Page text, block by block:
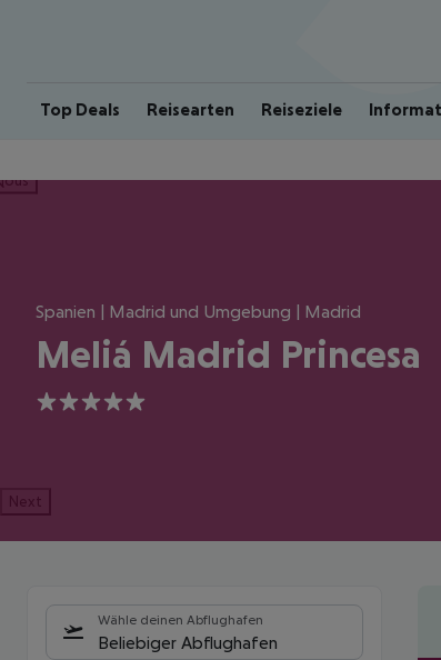
Top Deals Reisearten Reiseziele
Spanien | Madrid und Umgebung | Madrid
Meliá Madrid Princesa
5
Next
Wähle deinen Abflughafen
Beliebiger Abflughafen